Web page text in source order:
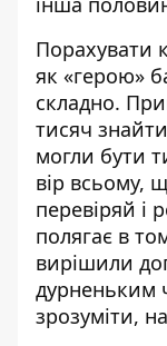
Порахувати
як «герою»
складно.
тисяч
могли бути
вір всьому,
перевіряй і
полягає в
вирішили
дурненьким
зрозуміти,